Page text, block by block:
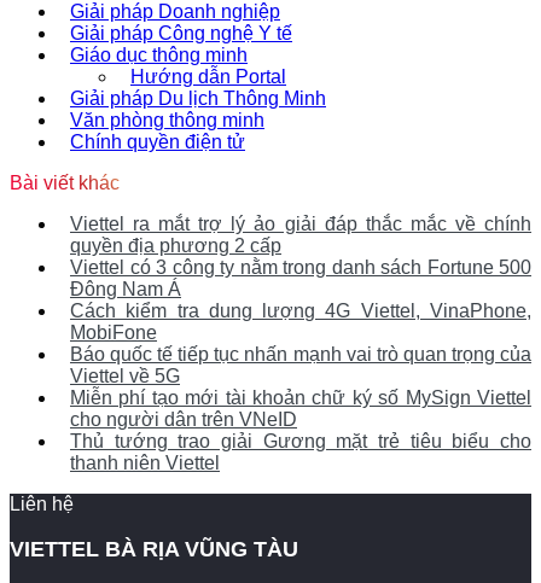
Giải pháp Doanh nghiệp
Giải pháp Công nghệ Y tế
Giáo dục thông minh
Hướng dẫn Portal
Giải pháp Du lịch Thông Minh
Văn phòng thông minh
Chính quyền điện tử
Bài viết khác
Viettel ra mắt trợ lý ảo giải đáp thắc mắc về chính
quyền địa phương 2 cấp
Viettel có 3 công ty nằm trong danh sách Fortune 500
Đông Nam Á
Cách kiểm tra dung lượng 4G Viettel, VinaPhone,
MobiFone
Báo quốc tế tiếp tục nhấn mạnh vai trò quan trọng của
Viettel về 5G
Miễn phí tạo mới tài khoản chữ ký số MySign Viettel
cho người dân trên VNeID
Thủ tướng trao giải Gương mặt trẻ tiêu biểu cho
thanh niên Viettel
Liên hệ
VIETTEL BÀ RỊA VŨNG TÀU